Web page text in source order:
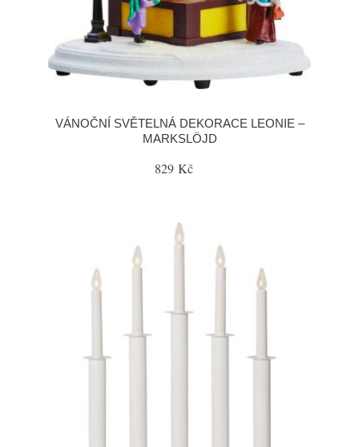
VÁNOČNÍ SVĚTELNÁ DEKORACE LEONIE –
MARKSLÖJD
829 Kč